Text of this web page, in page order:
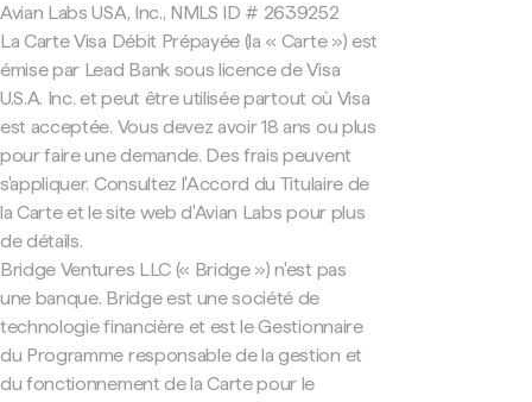
Avian Labs USA, Inc., NMLS ID # 2639252
La Carte Visa Débit Prépayée (la « Carte ») est
émise par Lead Bank sous licence de Visa
U.S.A. Inc. et peut être utilisée partout où Visa
est acceptée. Vous devez avoir 18 ans ou plus
pour faire une demande. Des frais peuvent
s'appliquer. Consultez l'Accord du Titulaire de
la Carte et le site web d'Avian Labs pour plus
de détails.
Bridge Ventures LLC (« Bridge ») n'est pas
une banque. Bridge est une société de
technologie financière et est le Gestionnaire
du Programme responsable de la gestion et
du fonctionnement de la Carte pour le